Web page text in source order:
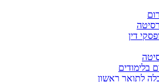
דין
בלימודים
לתואר ראשון